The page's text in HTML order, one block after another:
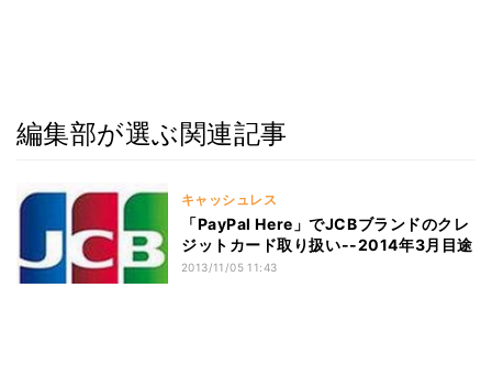
編集部が選ぶ関連記事
キャッシュレス
「PayPal Here」でJCBブランドのクレ
ジットカード取り扱い--2014年3月目途
2013/11/05 11:43